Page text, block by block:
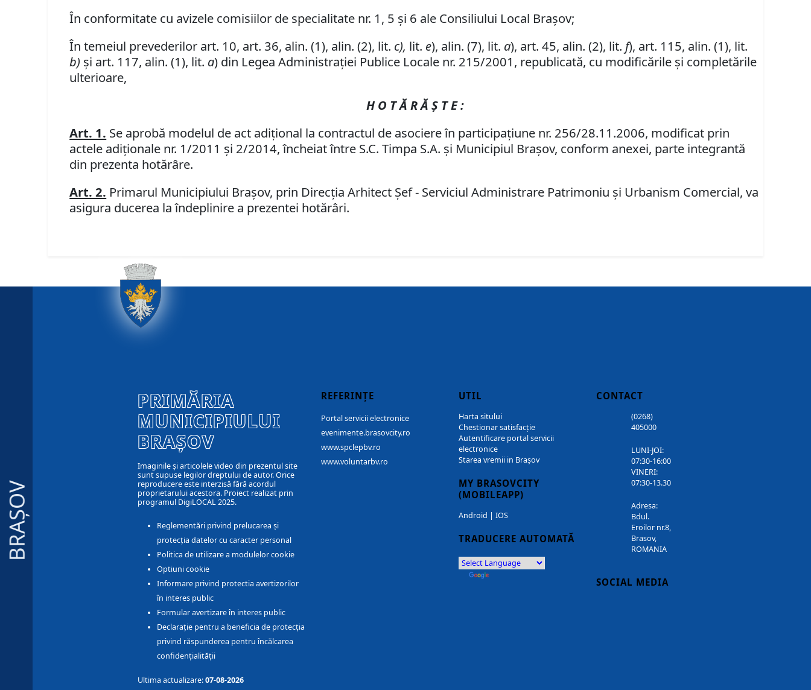
În conformitate cu avizele comisiilor de specialitate nr. 1, 5 şi 6 ale Consiliului Local Braşov;
În temeiul prevederilor art. 10, art. 36, alin. (1), alin. (2), lit. c), lit. e), alin. (7), lit. a), art. 45, alin. (2), lit. f), art. 115, alin. (1), lit.
b) şi art. 117, alin. (1), lit. a) din Legea Administraţiei Publice Locale nr. 215/2001, republicată, cu modificările şi completările
ulterioare,
H O T Ă R Ă Ş T E :
Art. 1. Se aprobă modelul de act adiţional la contractul de asociere în participaţiune nr. 256/28.11.2006, modificat prin
actele adiţionale nr. 1/2011 şi 2/2014, încheiat între S.C. Timpa S.A. şi Municipiul Braşov, conform anexei, parte integrantă
din prezenta hotărâre.
Art. 2. Primarul Municipiului Braşov, prin Direcţia Arhitect Şef - Serviciul Administrare Patrimoniu şi Urbanism Comercial, va
asigura ducerea la îndeplinire a prezentei hotărâri.
BRAȘOV
PRIMĂRIA
MUNICIPIULUI
BRAȘOV
Imaginile și articolele video din prezentul site
sunt supuse legilor dreptului de autor. Orice
reproducere este interzisă fără acordul
proprietarului acestora. Proiect realizat prin
programul DigiLOCAL 2025.
Reglementări privind prelucarea și
protecția datelor cu caracter personal
Politica de utilizare a modulelor cookie
Optiuni cookie
Informare privind protectia avertizorilor
în interes public
Formular avertizare în interes public
Declarație pentru a beneficia de protecția
privind răspunderea pentru încălcarea
confidențialității
Ultima actualizare:07-08-2026
REFERINȚE
Portal servicii electronice
evenimente.brasovcity.ro
www.spclepbv.ro
www.voluntarbv.ro
UTIL
Harta sitului
Chestionar satisfacție
Autentificare portal servicii
electronice
Starea vremii in Brașov
MY BRASOVCITY
(MOBILEAPP)
Android | IOS
TRADUCERE AUTOMATĂ
CONTACT
(0268)
405000
LUNI-JOI:
07:30-16:00
VINERI:
07:30-13.30
Adresa:
Bdul.
Eroilor nr.8,
Brasov,
ROMANIA
SOCIAL MEDIA